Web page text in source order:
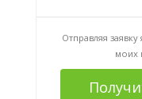
Отправляя
моих